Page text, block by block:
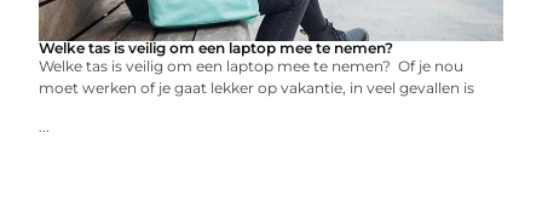
Welke tas is veilig om een laptop mee te nemen?
Welke tas is veilig om een laptop mee te nemen? Of je nou
moet werken of je gaat lekker op vakantie, in veel gevallen is
...